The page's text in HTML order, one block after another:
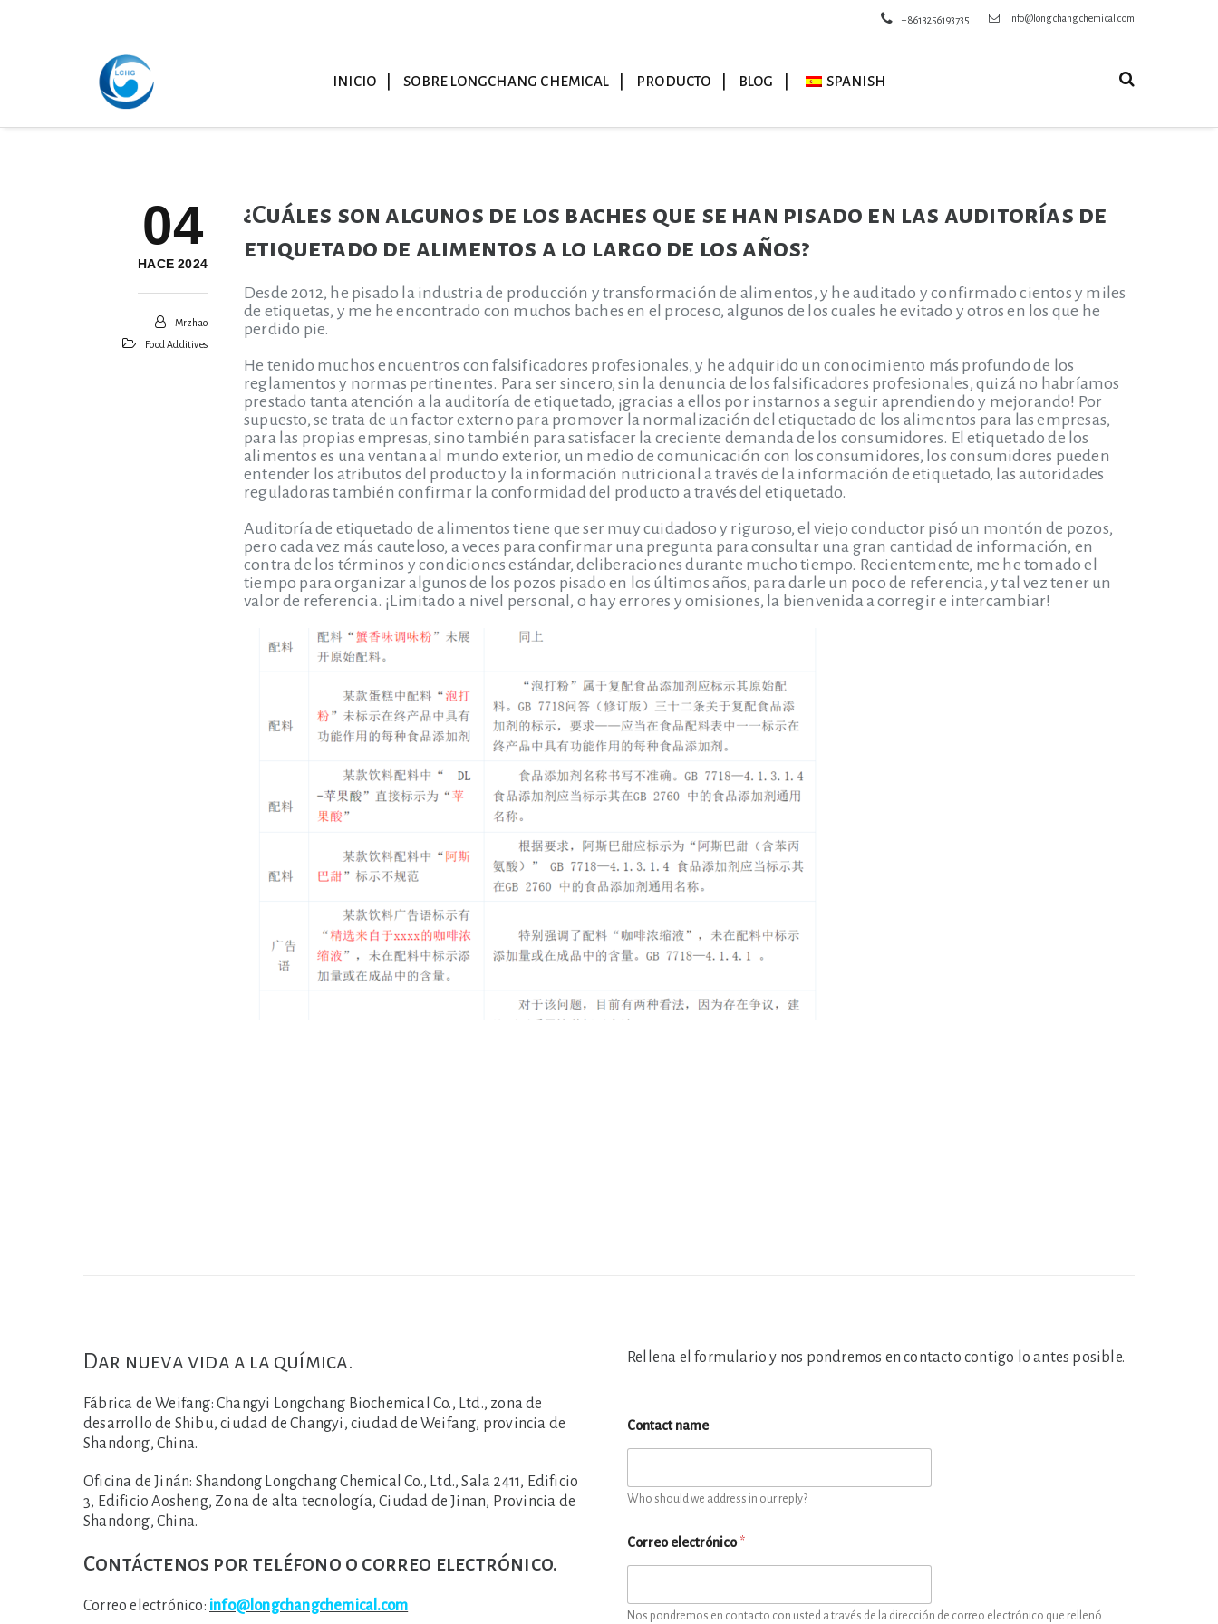
info@longchangchemical.com
+8613256193735
INICIO SOBRE LONGCHANG CHEMICAL PRODUCTO BLOG SPANISH
04
HACE 2024
Mrzhao
Food Additives
¿Cuáles son algunos de los baches que se han pisado en las auditorías de
etiquetado de alimentos a lo largo de los años?
Desde 2012, he pisado la industria de producción y transformación de alimentos, y he auditado y confirmado cientos y miles
de etiquetas, y me he encontrado con muchos baches en el proceso, algunos de los cuales he evitado y otros en los que he
perdido pie.
He tenido muchos encuentros con falsificadores profesionales, y he adquirido un conocimiento más profundo de los
reglamentos y normas pertinentes. Para ser sincero, sin la denuncia de los falsificadores profesionales, quizá no habríamos
prestado tanta atención a la auditoría de etiquetado, ¡gracias a ellos por instarnos a seguir aprendiendo y mejorando! Por
supuesto, se trata de un factor externo para promover la normalización del etiquetado de los alimentos para las empresas,
para las propias empresas, sino también para satisfacer la creciente demanda de los consumidores. El etiquetado de los
alimentos es una ventana al mundo exterior, un medio de comunicación con los consumidores, los consumidores pueden
entender los atributos del producto y la información nutricional a través de la información de etiquetado, las autoridades
reguladoras también confirmar la conformidad del producto a través del etiquetado.
Auditoría de etiquetado de alimentos tiene que ser muy cuidadoso y riguroso, el viejo conductor pisó un montón de pozos,
pero cada vez más cauteloso, a veces para confirmar una pregunta para consultar una gran cantidad de información, en
contra de los términos y condiciones estándar, deliberaciones durante mucho tiempo. Recientemente, me he tomado el
tiempo para organizar algunos de los pozos pisado en los últimos años, para darle un poco de referencia, y tal vez tener un
valor de referencia. ¡Limitado a nivel personal, o hay errores y omisiones, la bienvenida a corregir e intercambiar!
Dar nueva vida a la química.
Fábrica de Weifang: Changyi Longchang Biochemical Co., Ltd., zona de
desarrollo de Shibu, ciudad de Changyi, ciudad de Weifang, provincia de
Shandong, China.
Oficina de Jinán: Shandong Longchang Chemical Co., Ltd., Sala 2411, Edificio
3, Edificio Aosheng, Zona de alta tecnología, Ciudad de Jinan, Provincia de
Shandong, China.
Contáctenos por teléfono o correo electrónico.
Correo electrónico: info@longchangchemical.com
Rellena el formulario y nos pondremos en contacto contigo lo antes posible.
Contact name
Who should we address in our reply?
Correo electrónico*
Nos pondremos en contacto con usted a través de la dirección de correo electrónico que rellenó.